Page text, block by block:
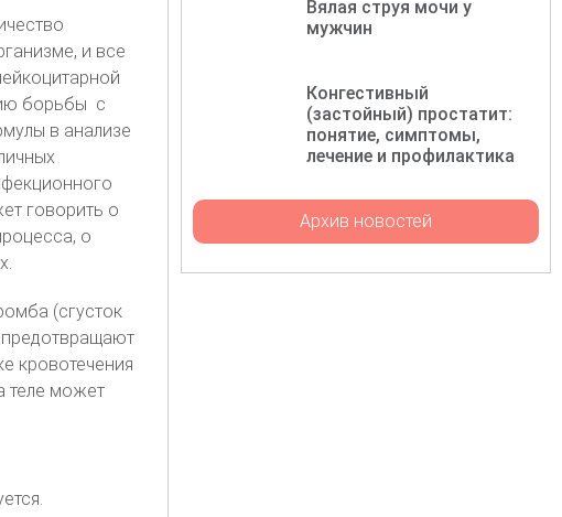
и все
борьбы с
в анализе
говорить о
о
(сгусток
кровотечения
теле может
Вялая струя мочи у
мужчин
Конгестивный
(застойный) простатит:
понятие, симптомы,
лечение и профилактика
Архив новостей